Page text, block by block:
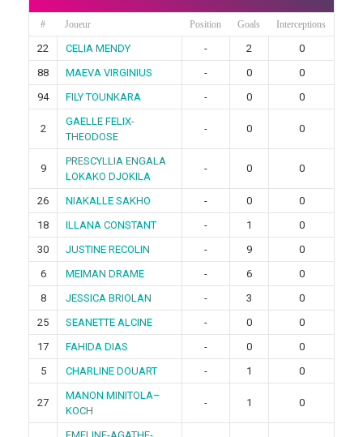
# Joueur Position Goals Interceptions
22 CELIA MENDY - 2
0
88
MAEVA VIRGINIUS - 0
0
94
FILY TOUNKARA - 0 0
2
GAELLE FELIX-
THEODOSE
- 0 0
9
PRESCYLLIA ENGALA
LOKAKO DJOKILA
- 0 0
26 NIAKALLE SAKHO - 0
0
18
ILLANA CONSTANT - 1
0
30
JUSTINE RECOLIN - 9
0
6
MEIMAN DRAME - 6
0
8
JESSICA BRIOLAN - 3
0
25
SEANETTE ALCINE - 0
0
17
FAHIDA DIAS - 0
0
5
CHARLINE DOUART - 1 0
27
MANON MINITOLA–
KOCH
- 1 0